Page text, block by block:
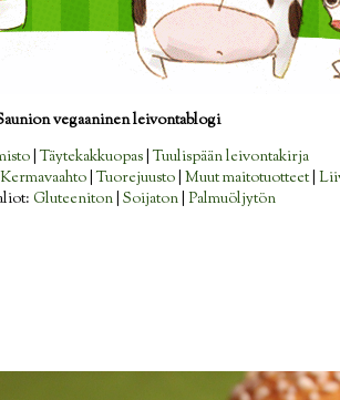
vegaaninen leivontablogi
|Täytekakkuopas |Tuulispään leivontakirja
Kermavaahto |Tuorejuusto Muut maitotuotteet|
Gluteeniton| Soijaton| Palmuöljytön